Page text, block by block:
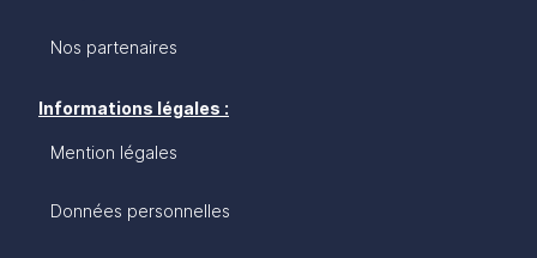
Nos partenaires
Informations légales :
Mention légales
Données personnelles